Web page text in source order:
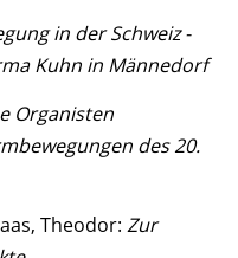
in der Schweiz -
Kuhn in Männedorf
Organisten
des 20.
Theodor: Zur